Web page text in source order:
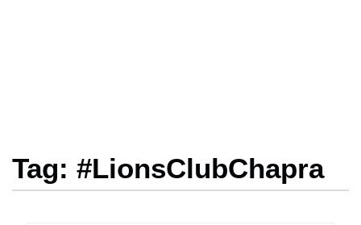
Tag: #LionsClubChapra